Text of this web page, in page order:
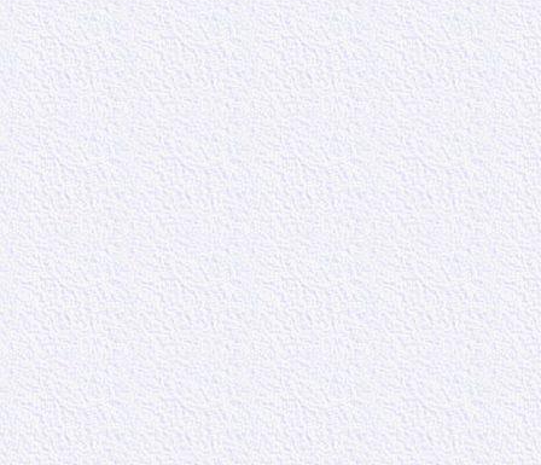
4.1 Négation
On peut
la
fonde sur le
ceux-ci. Mais
aborde des
docteurs.
d’avoir une
connaissance
écritures
De même le
des faux
sur le